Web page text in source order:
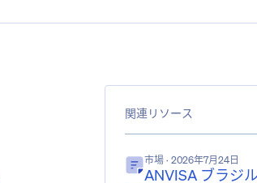
関連リソース
市場 · 2026年7月24日
ANVISA ブラジ